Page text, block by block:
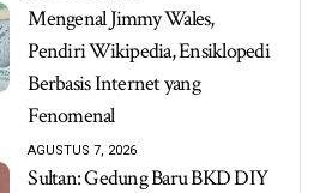
Mengenal Jimmy Wales,
Pendiri Wikipedia, Ensiklopedi
Berbasis Internet yang
Fenomenal
AGUSTUS 7, 2026
Sultan: Gedung Baru BKD DIY